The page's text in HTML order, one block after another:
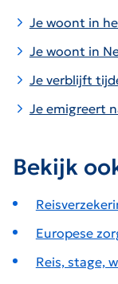
Je woont in
Je woont in
Je verblijft
Je emigreert
Bekijk
Europese
Reis, stage,